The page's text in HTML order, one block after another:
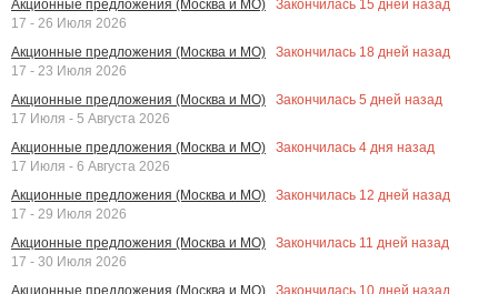
Акционные предложения (Москва и МО) Закончилась 15 дней назад
17 - 26 Июля 2026
Акционные предложения (Москва и МО)
Закончилась 18 дней назад
17 - 23 Июля 2026
Акционные предложения (Москва и МО)
Закончилась 5 дней назад
17 Июля - 5 Августа 2026
Акционные предложения (Москва и МО)
Закончилась 4 дня назад
17 Июля - 6 Августа 2026
Акционные предложения (Москва и МО)
Закончилась 12 дней назад
17 - 29 Июля 2026
Акционные предложения (Москва и МО)
Закончилась 11 дней назад
17 - 30 Июля 2026
Акционные предложения (Москва и МО)
Закончилась 10 дней назад